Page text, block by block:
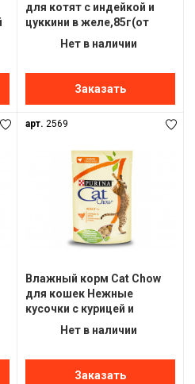
для котят с индейкой и
цуккини в желе,85г(от
Нет в наличии
Заказать
арт. 2569
Влажный корм Cat Chow
для кошек Нежные
кусочки с курицей и
кабачками в желе,85г(от
Нет в наличии
Заказать